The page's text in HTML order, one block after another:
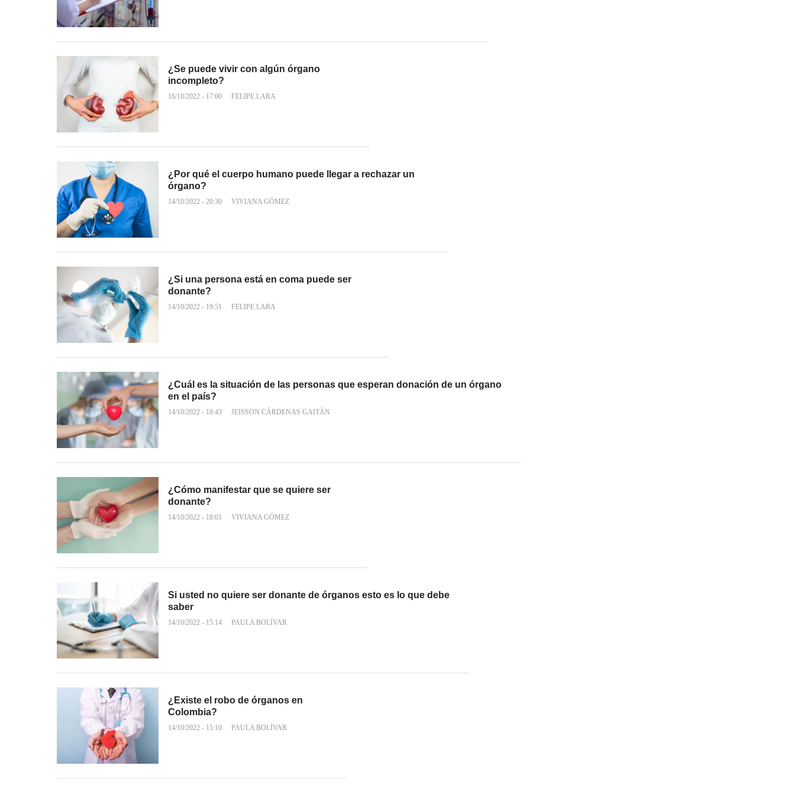
¿Se puede vivir con algún órgano
incompleto?
16/10/2022 - 17:00 FELIPE LARA
¿Por qué el cuerpo humano puede llegar a rechazar un
órgano?
14/10/2022 - 20:30 VIVIANA GÓMEZ
¿Si una persona está en coma puede ser
donante?
14/10/2022 - 19:51 FELIPE LARA
¿Cuál es la situación de las personas que esperan donación de un órgano
en el país?
14/10/2022 - 18:43 JEISSON CÁRDENAS GAITÁN
¿Cómo manifestar que se quiere ser
donante?
14/10/2022 - 18:01 VIVIANA GÓMEZ
Si usted no quiere ser donante de órganos esto es lo que debe
saber
14/10/2022 - 15:14 PAULA BOLÍVAR
¿Existe el robo de órganos en
Colombia?
14/10/2022 - 15:10 PAULA BOLÍVAR